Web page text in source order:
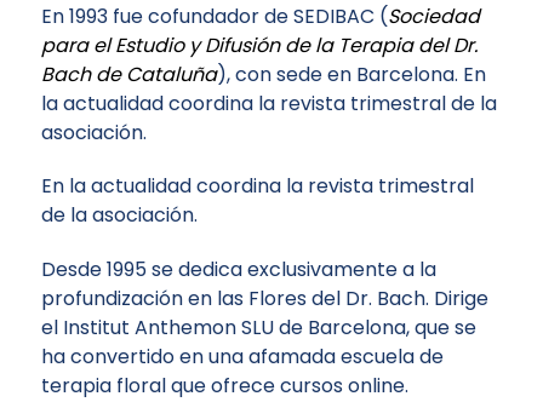
En 1993 fue cofundador deSEDIBAC (Sociedad
para el Estudio y Difusión de la Terapia del Dr.
Bach de Cataluña), con sede en Barcelona. En
la actualidad coordina la revista trimestral de la
asociación.
En la actualidad coordina la revista trimestral
de la asociación.
Desde 1995 se dedica exclusivamente a la
profundización en las Flores del Dr. Bach. Dirige
el Institut Anthemon SLUde Barcelona, que se
ha convertido en una afamada escuela de
terapia floral que ofrece cursos online.